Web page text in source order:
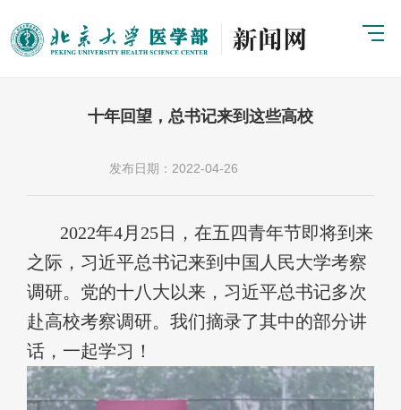
十年回望，总书记来到这些高校
发布日期：2022-04-26
2022年4月25日，在五四青年节即将到来
之际，习近平总书记来到中国人民大学考察
调研。党的十八大以来，习近平总书记多次
赴高校考察调研。我们摘录了其中的部分讲
话，一起学习！